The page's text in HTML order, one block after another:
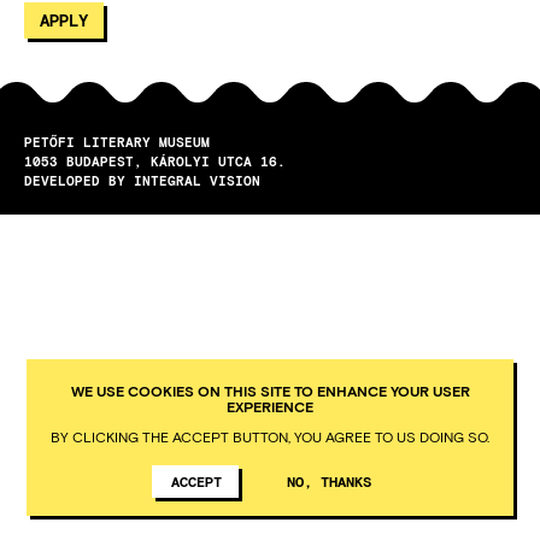
PETŐFI LITERARY MUSEUM
1053
BUDAPEST
KÁROLYI UTCA 16.
DEVELOPED BY INTEGRAL VISION
WE USE COOKIES ON THIS SITE TO ENHANCE YOUR USER
EXPERIENCE
BY CLICKING THE ACCEPT BUTTON, YOU AGREE TO US DOING SO.
ACCEPT NO, THANKS